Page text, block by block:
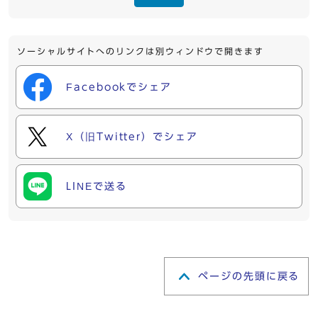
ソーシャルサイトへのリンクは別ウィンドウで開きます
Facebookでシェア
X（旧Twitter）でシェア
LINEで送る
ページの先頭に戻る